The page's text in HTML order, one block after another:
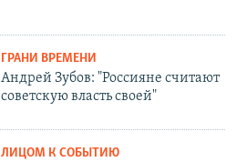
ГРАНИ ВРЕМЕНИ
Андрей Зубов: "Россияне считают
советскую власть своей"
ЛИЦОМ К СОБЫТИЮ